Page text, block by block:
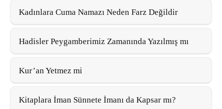
Kadınlara Cuma Namazı Neden Farz Değildir
Hadisler Peygamberimiz Zamanında Yazılmış mı
Kur’an Yetmez mi
Kitaplara İman Sünnete İmanı da Kapsar mı?